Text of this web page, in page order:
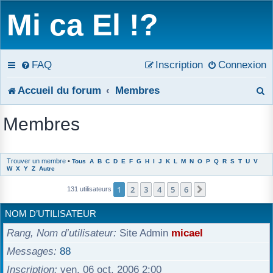
Mi ca El !?
FAQ Connexion
Inscription
Accueil du forum Membres
h
e
c
Membres
Trouver un membre • Tous A B C D E F G H I J K L M N O P Q R S T U V
W X Y Z Autre
131 utilisateurs 1 2 3 4 5 6
NOM D’UTILISATEUR
Rang, Nom d’utilisateur Site Admin micael
Messages
88
Inscription ven. 06 oct. 2006 2:00